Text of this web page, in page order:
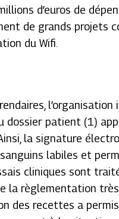
d’euros de
de grands projets
du Wifi.
dossier patient (1)
la signature
labiles et
cliniques sont
la règlementation
des recettes a